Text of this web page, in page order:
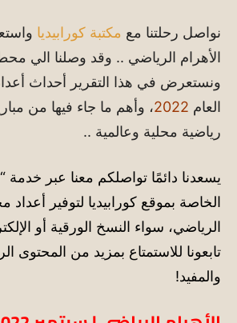
نواصل رحلتنا مع مكتبة كورابيديا
الأهرام الرياضي .. وقد وصلنا الي
ونستعرض في هذا التقرير أحداث
العام 2022، وأهم ما جاء فيها من
رياضية محلية وعالمية ..
يسعدنا دائمًا تواصلكم معنا عبر خدمة “
الخاصة بموقع كورابيديا لتوفير أعداد
تابعونا للاستمتاع بمزيد من المحتوى
والمفيد!